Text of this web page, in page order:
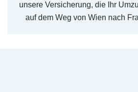
unsere Versicherung, die Ihr
auf dem Weg von Wien nach